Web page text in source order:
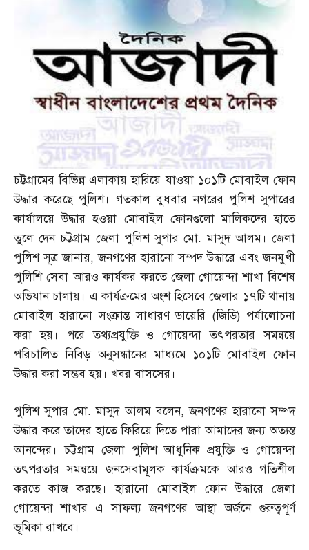
চট্টগ্রামের বিভিন্ন এলাকায় হারিয়ে যাওয়া ১০১টি মোবাইল ফোন
উদ্ধার করেছে পুলিশ। গতকাল বুধবার নগরের পুলিশ সুপারের
কার্যালয়ে উদ্ধার হওয়া মোবাইল ফোনগুলো মালিকদের হাতে
তুলে দেন চট্টগ্রাম জেলা পুলিশ সুপার মো.মাসুদ আলম। জেলা
পুলিশ সূত্র জানায়,জনগণের হারানো সম্পদ উদ্ধারে এবং জনমুখী
পুলিশি সেবা আরও কার্যকর করতে জেলা গোয়েন্দা শাখা বিশেষ
অভিযান চালায়। এ কার্যক্রমের অংশ হিসেবে জেলার ১৭টি থানায়
মোবাইল হারানো সংক্রান্ত সাধারণ ডায়েরি (জিডি) পর্যালোচনা
করা হয়। পরে তথ্যপ্রযুক্তি ও গোয়েন্দা তৎপরতার সমন্বয়ে
পরিচালিত নিবিড় অনুসন্ধানের মাধ্যমে ১০১টি মোবাইল ফোন
উদ্ধার করা সম্ভব হয়। খবর বাসসের।
পুলিশ সুপার মো.মাসুদ আলম বলেন,জনগণের হারানো সম্পদ
উদ্ধার করে তাদের হাতে ফিরিয়ে দিতে পারা আমাদের জন্য অত্যন্ত
আনন্দের। চট্টগ্রাম জেলা পুলিশ আধুনিক প্রযুক্তি ও গোয়েন্দা
তৎপরতার সমন্বয়ে জনসেবামূলক কার্যক্রমকে আরও গতিশীল
করতে কাজ করছে। হারানো মোবাইল ফোন উদ্ধারে জেলা
গোয়েন্দা শাখার এ সাফল্য জনগণের আস্থা অর্জনে গুরুত্বপূর্ণ
ভূমিকা রাখবে।